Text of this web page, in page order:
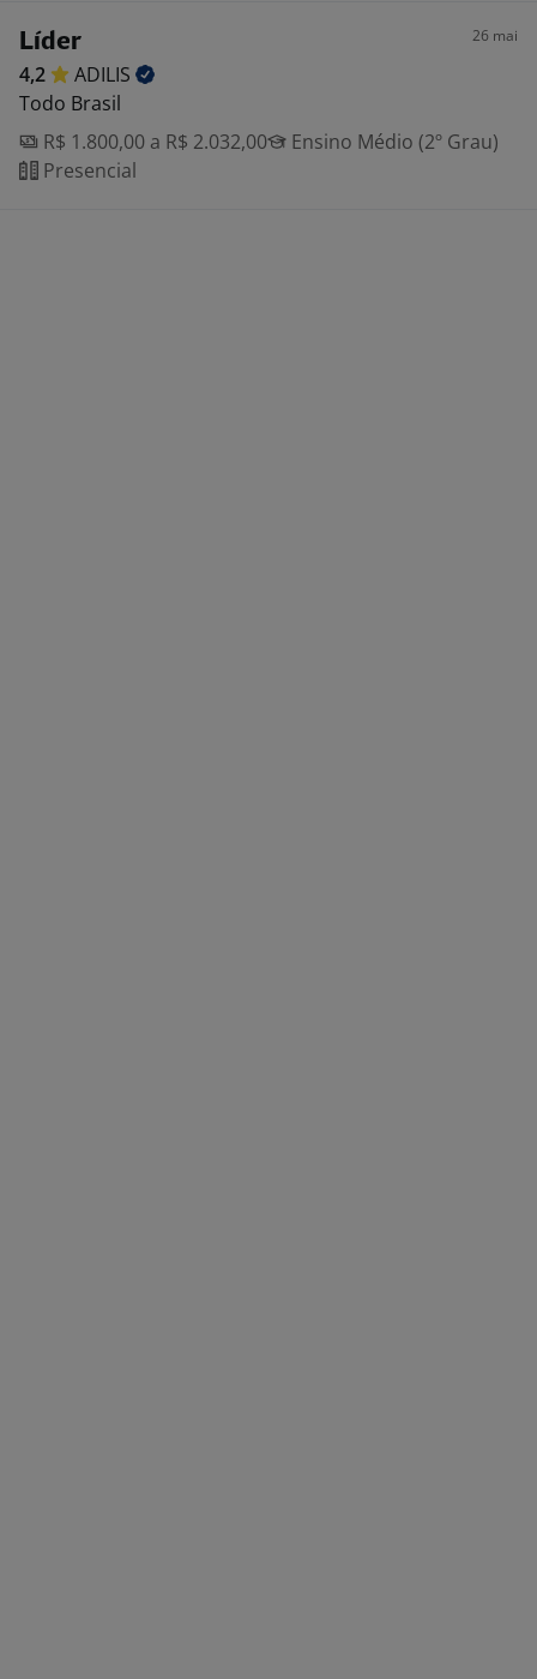
Líder 26 mai
4,2
ADILIS
Todo Brasil
R$ 1.800,00 a R$ 2.032,00
Ensino Médio (2º Grau)
Presencial